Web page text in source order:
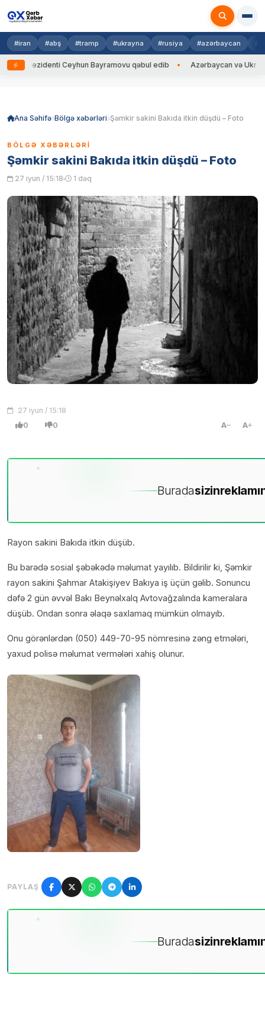
#iran #abş #tramp #ukrayna #rusiya #azərbaycan
Prezidenti Ceyhun Bayramovu qəbul edib Azərbaycan və Ukrayna
Ana Səhifə Bölgə xəbərləri Şəmkir sakini Bakıda itkin düşdü – Foto
BÖLGƏ XƏBƏRLƏRI
Şəmkir sakini Bakıda itkin düşdü – Foto
27 iyun / 15:18 1 dəq
27 iyun / 15:18
0 0 A A
Buradasizin
Rayon sakini Bakıda itkin düşüb.
Bu barədə sosial şəbəkədə məlumat yayılıb. Bildirilir ki, Şəmkir
rayon sakini Şahmar Atakişiyev Bakıya iş üçün gəlib. Sonuncu
dəfə 2 gün əvvəl Bakı Beynəlxalq Avtovağzalında kameralara
düşüb. Ondan sonra əlaqə saxlamaq mümkün olmayıb.
Onu görənlərdən (050) 449-70-95 nömresinə zəng etmələri,
yaxud polisə məlumat vermələri xahiş olunur.
PAYLAŞ
Buradasizin